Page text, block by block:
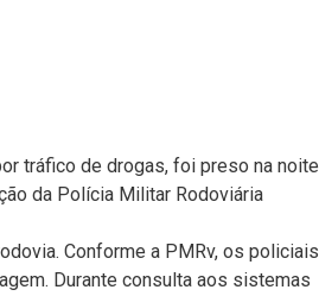
tráfico de drogas, foi preso na noite
da Polícia Militar Rodoviária
Conforme a PMRv, os policiais
Durante consulta aos sistemas